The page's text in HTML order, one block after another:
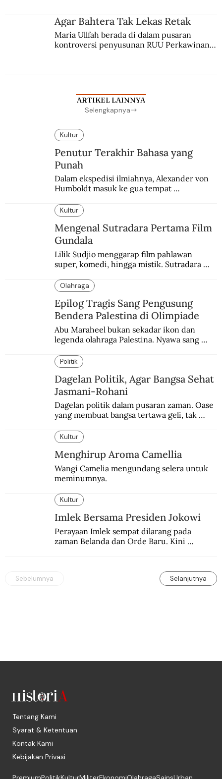
Agar Bahtera Tak Lekas Retak
Maria Ullfah berada di dalam pusaran
kontroversi penyusunan RUU Perkawinan.
ARTIKEL LAINNYA
Selengkapnya
Kultur
Penutur Terakhir Bahasa yang
Punah
Dalam ekspedisi ilmiahnya, Alexander von
Humboldt masuk ke gua tempat
burung nuri diyakini sebagai penutur
terakhir bahasa suku itu.
Kultur
Mengenal Sutradara Pertama Film
Gundala
Lilik Sudjio menggarap film pahlawan
super, komedi, hingga mistik. Sutradara
Olahraga
Epilog Tragis Sang Pengusung
Bendera Palestina di Olimpiade
Abu Maraheel bukan sekadar ikon dan
legenda olahraga Palestina. Nyawa sang
memblokade Rafah.
Politik
Dagelan Politik, Agar Bangsa Sehat
Jasmani-Rohani
Dagelan politik dalam pusaran zaman. Oase
yang membuat bangsa tertawa geli, tak
Kultur
Menghirup Aroma Camellia
Wangi Camelia mengundang selera untuk
meminumnya.
Kultur
Imlek Bersama Presiden Jokowi
Perayaan Imlek sempat dilarang pada
zaman Belanda dan Orde Baru. Kini
Sebelumnya Selanjutnya
Tentang Kami
Syarat & Ketentuan
Kontak Kami
Kebijakan Privasi